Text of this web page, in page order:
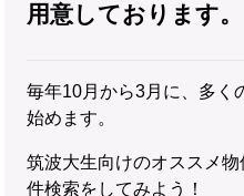
用意しております。
毎年10月から3月に、多く
始めます。
筑波大生向けのオススメ
件検索をしてみよう！